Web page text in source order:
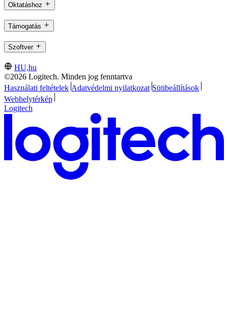
Oktatáshoz
Támogatás
Szoftver
HU,hu
©2026 Logitech. Minden jog fenntartva
Használati feltételek Adatvédelmi nyilatkozat Sütibeállítások
Webhelytérkép
Logitech